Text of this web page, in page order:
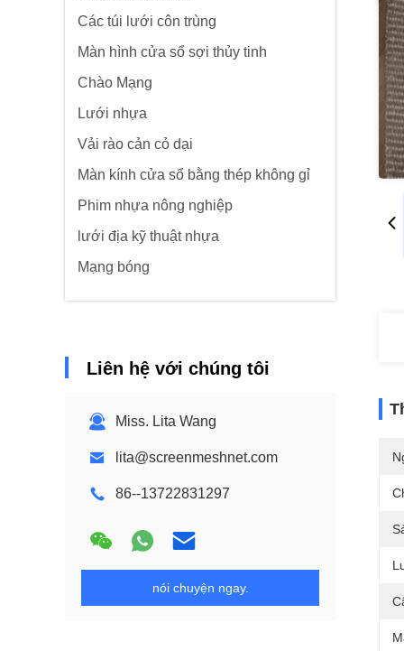
Các túi lưới côn trùng
Màn hình cửa sổ sợi thủy tinh
Chào Mạng
Lưới nhựa
Vải rào cản cỏ dại
Màn kính cửa sổ bằng thép không gỉ
Phim nhựa nông nghiệp
lưới địa kỹ thuật nhựa
Mạng bóng
Liên hệ với chúng tôi
Miss. Lita Wang
lita@screenmeshnet.com
86--13722831297
nói chuyện ngay.